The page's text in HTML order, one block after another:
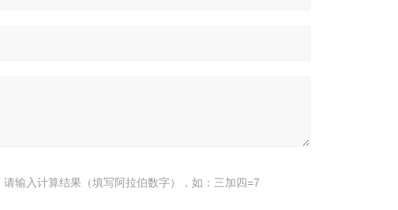
请输入计算结果（填写阿拉伯数字），如：三加四=7